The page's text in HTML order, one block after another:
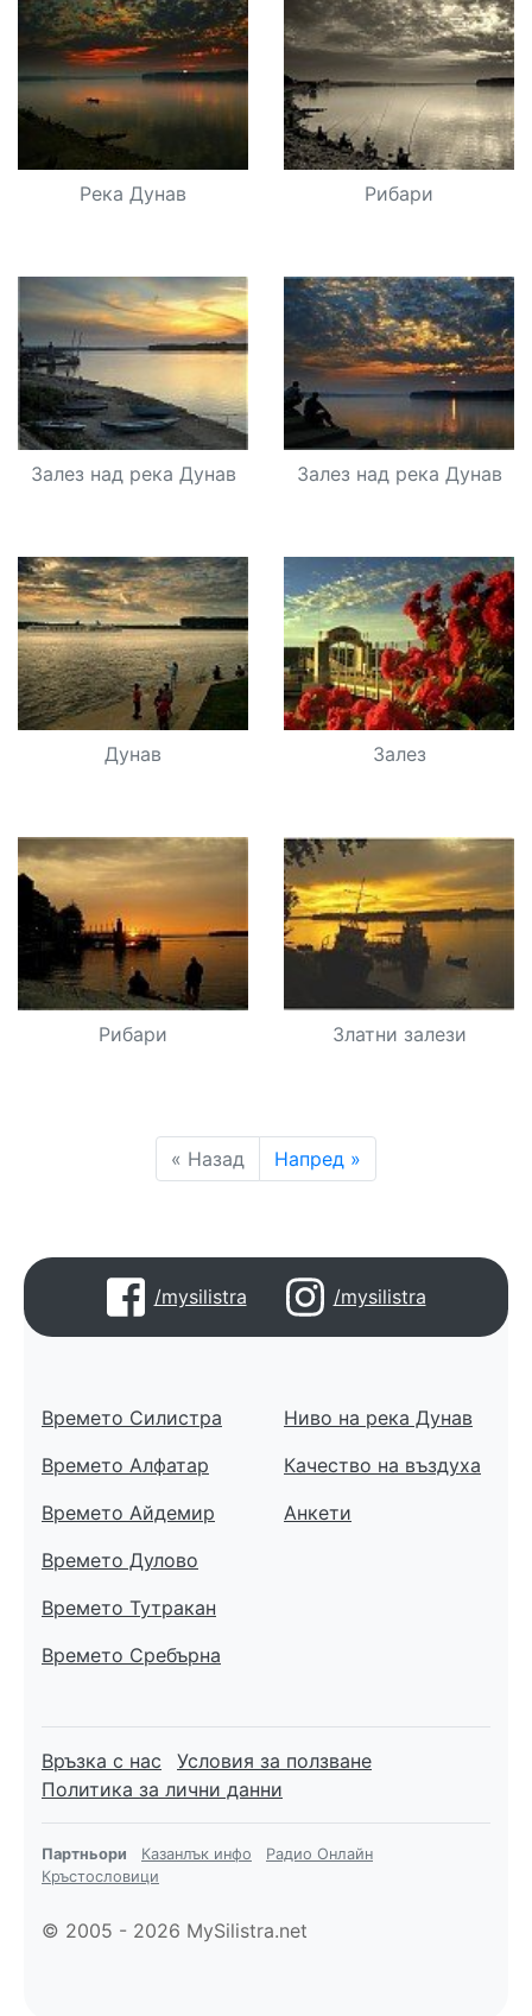
Река Дунав Рибари
Залез над река Дунав Залез над река Дунав
Дунав Залез
Рибари Златни залези
« Назад Напред »
/mysilistra /mysilistra
Времето Силистра
Времето Алфатар
Времето Айдемир
Времето Дулово
Времето Тутракан
Времето Сребърна
Ниво на река Дунав
Качество на въздуха
Анкети
Връзка с нас
Условия за ползване
Политика за лични данни
Партньори Казанлък инфо
Радио Онлайн
Кръстословици
© 2005 - 2026 MySilistra.net